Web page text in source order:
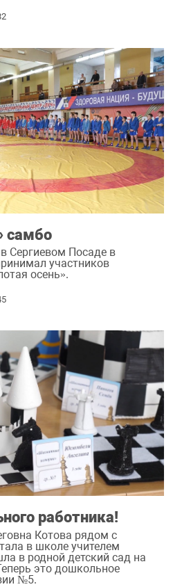
самбо
Сергиевом Посаде в
участников
осень».
работника!
Котова рядом с
в школе учителем
в родной детский сад на
это дошкольное
№5.